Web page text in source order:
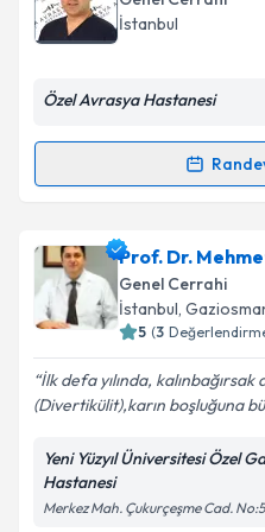
takvim hazırlandığında
Kişisel verilerimin
Takvim
İstanbul
Özel Avrasya Hastanesi
Randevu Takvimi
Uzm. Dr. Hasan Lice
oluşturun. Size bu
takvim
Kişisel verilerimin
Metni
kapsamda
Prof. Dr.
Genel Cerrahi
İstanbul,
5 (3
İlk defa yılında, kalınbağırsak
(Divertikülit),karın boşluğuna
Yeni Yüzyıl Üniversitesi Özel
Hastanesi
Merkez Mah. Çukurçeşme Cad.